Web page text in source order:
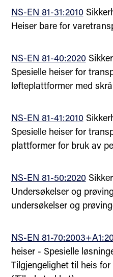
NS-EN 81-31:2010
Heiser bare for
NS-EN 81-40:2020
Spesielle heiser for
løfteplattformer med
NS-EN 81-41:2010
Spesielle heiser for
plattformer for bruk av
NS-EN 81-50:2020
Undersøkelser og
undersøkelser og
NS-EN 81-
heiser - Spesielle
Tilgjengelighet til heis